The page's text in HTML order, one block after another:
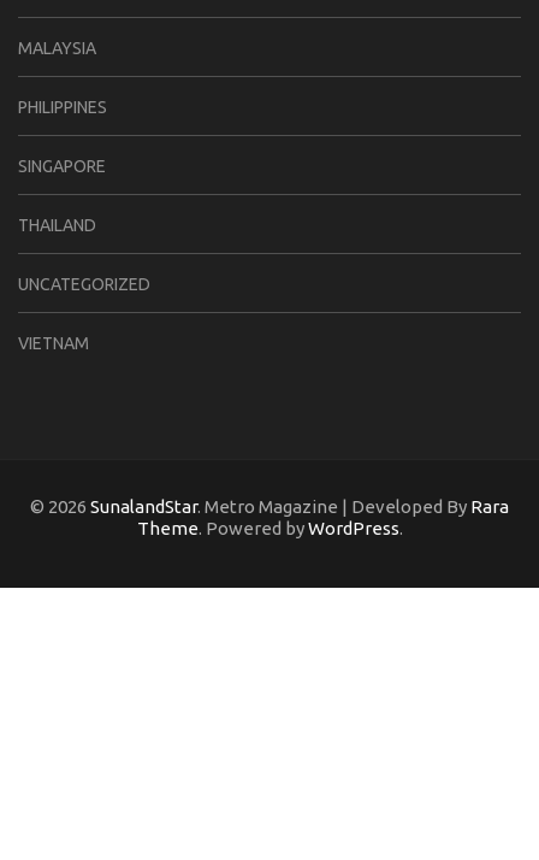
MALAYSIA
PHILIPPINES
SINGAPORE
THAILAND
UNCATEGORIZED
VIETNAM
© 2026 SunalandStar. Metro Magazine | Developed By Rara
Theme. Powered byWordPress.